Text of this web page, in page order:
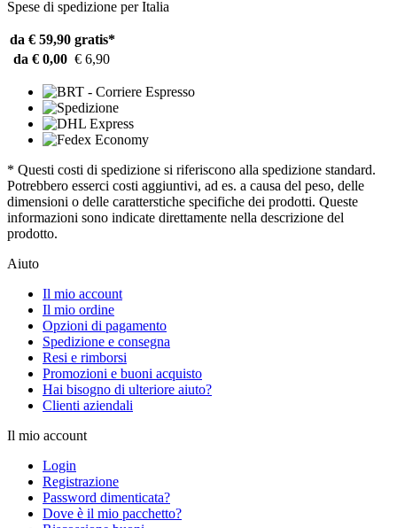
Spese di spedizione per Italia
da € 59,90 gratis*
da € 0,00 € 6,90
* Questi costi di spedizione si riferiscono alla spedizione standard.
Potrebbero esserci costi aggiuntivi, ad es. a causa del peso, delle
dimensioni o delle caratterstiche specifiche dei prodotti. Queste
informazioni sono indicate direttamente nella descrizione del
prodotto.
Aiuto
Il mio account
Il mio ordine
Opzioni di pagamento
Spedizione e consegna
Resi e rimborsi
Promozioni e buoni acquisto
Hai bisogno di ulteriore aiuto?
Clienti aziendali
Il mio account
Login
Registrazione
Password dimenticata?
Dove è il mio pacchetto?